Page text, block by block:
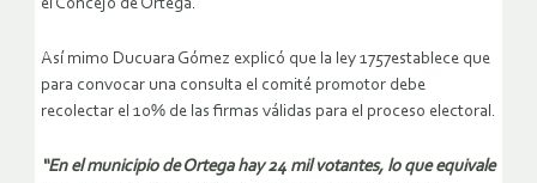
el Concejo de Ortega.
Así mimo Ducuara Gómez explicó que la ley 1757establece que
para convocar una consulta el comité promotor debe
recolectar el 10% de las firmas válidas para el proceso electoral.
“En el municipio de Ortega hay 24 mil votantes, lo que equivale